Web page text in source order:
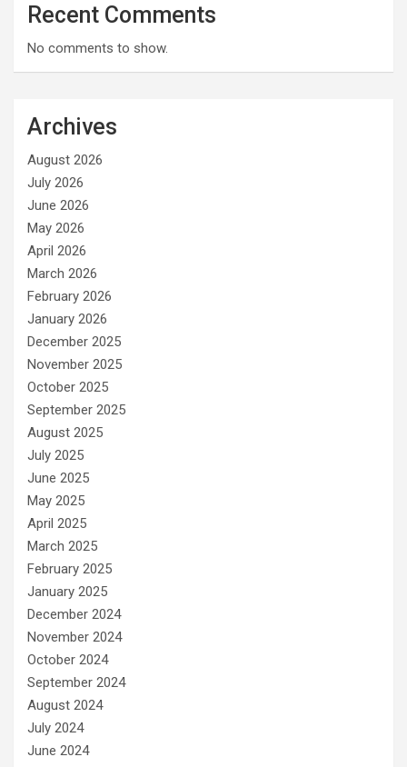
Recent Comments
No comments to show.
Archives
August 2026
July 2026
June 2026
May 2026
April 2026
March 2026
February 2026
January 2026
December 2025
November 2025
October 2025
September 2025
August 2025
July 2025
June 2025
May 2025
April 2025
March 2025
February 2025
January 2025
December 2024
November 2024
October 2024
September 2024
August 2024
July 2024
June 2024